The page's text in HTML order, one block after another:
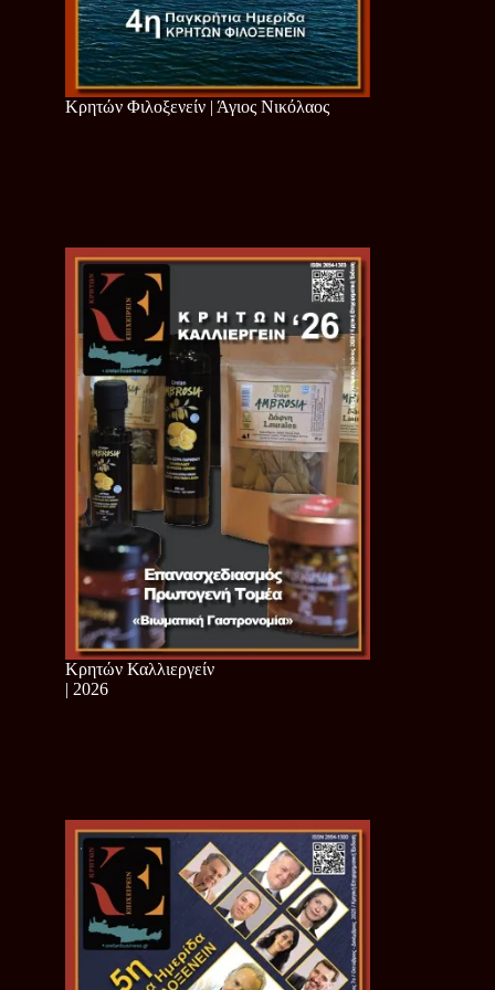
Κρητών Φιλοξενείν | Άγιος Νικόλαος
Κρητών Καλλιεργείν
| 2026